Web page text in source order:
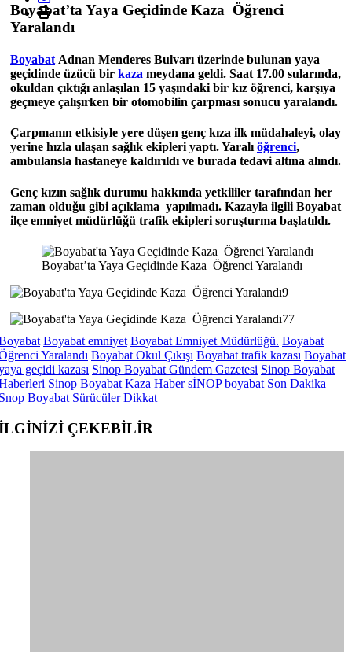
Boyabat’ta Yaya Geçidinde Kaza Öğrenci
Yaralandı
Boyabat Adnan Menderes Bulvarı üzerinde bulunan yaya
geçidinde üzücü bir kaza meydana geldi. Saat 17.00 sularında,
okuldan çıktığı anlaşılan 15 yaşındaki bir kız öğrenci, karşıya
geçmeye çalışırken bir otomobilin çarpması sonucu yaralandı.
Çarpmanın etkisiyle yere düşen genç kıza ilk müdahaleyi, olay
yerine hızla ulaşan sağlık ekipleri yaptı. Yaralı öğrenci,
ambulansla hastaneye kaldırıldı ve burada tedavi altına alındı.
Genç kızın sağlık durumu hakkında yetkililer tarafından her
zaman olduğu gibi açıklama yapılmadı. Kazayla ilgili Boyabat
ilçe emniyet müdürlüğü trafik ekipleri soruşturma başlatıldı.
Boyabat’ta Yaya Geçidinde Kaza Öğrenci Yaralandı
Boyabat emniyet Boyabat Emniyet Müdürlüğü. Boyabat
Yaralandı Boyabat Okul Çıkışı Boyabat trafik kazası Boyabat
geçidi kazası Sinop Boyabat Gündem Gazetesi Sinop Boyabat
Sinop Boyabat Kaza Haber sİNOP boyabat Son Dakika
Boyabat Sürücüler Dikkat
ÇEKEBİLİR